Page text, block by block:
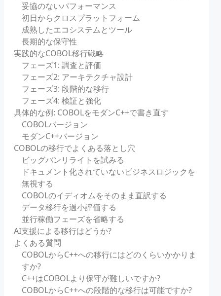
妥協のないパフォーマンス
初日からクロスプラットフォーム
成熟したエコシステムとツール
長期的な保守性
実践的なCOBOL移行戦略
フェーズ1: 調査と評価
フェーズ2: アーキテクチャ設計
フェーズ3: 段階的な移行
フェーズ4: 検証と強化
具体的な例: COBOLをモダンC++で書き直す
COBOLバージョン
モダンC++バージョン
COBOLの移行でよくある落とし穴
ビッグバンリライトを試みる
ドキュメント化されていないビジネスロジックを
無視する
COBOLのイディオムをそのまま直訳する
データ移行を過小評価する
並行稼働フェーズを省略する
AI支援による移行はどうか?
よくある質問
COBOLからC++への移行にはどのくらいかかりま
すか?
C++はCOBOLより保守が難しいですか?
COBOLからC++への段階的な移行は可能ですか?